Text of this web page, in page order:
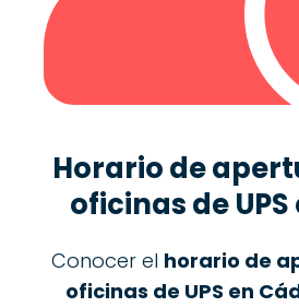
Horario de
oficinas deUPS
Conocer el horario de
oficinas de UPS en